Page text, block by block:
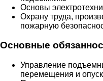
Основы
Охрану труда,
пожарную
Основные
Управление
перемещения и